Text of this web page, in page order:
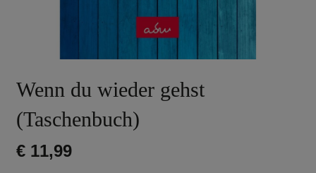
Wenn du wieder gehst
(Taschenbuch)
€11,99